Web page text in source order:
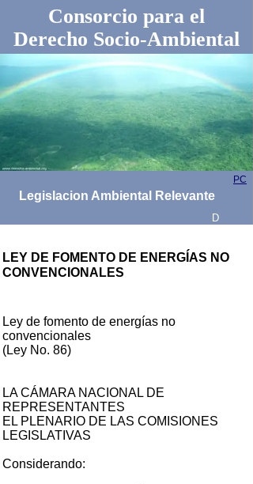
LEY DE FOMENTO DE ENERGÍAS NO
CONVENCIONALES
Ley de fomento de energías no
convencionales
(Ley No. 86)
LA CÁMARA NACIONAL DE
REPRESENTANTES
EL PLENARIO DE LAS COMISIONES
LEGISLATIVAS
Considerando:
Consorcio para el
Derecho Socio-Ambiental
PC
D
Legislacion Ambiental Relevante